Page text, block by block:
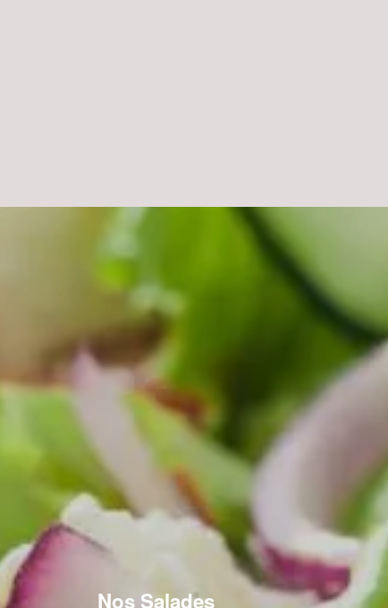
Nos Salades